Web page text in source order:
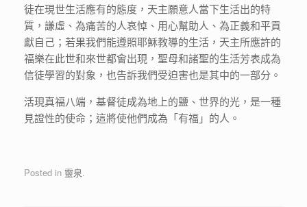
徒在現世生活應有的態度，天主願意人當下生活出的特
質，謙虛、為痛苦的人哀悼、用心幫助人、為正義和平貢
獻自己；若果我們能遵照耶穌教導的生活，天主所應許的
福樂在此世和來世都會出現，聖母和諸聖的生活芳表成為
信徒學習的對象，也告訴我們受迫害也是其中的一部分。
活現真福八端，基督徒成為地上的鹽、世界的光，是一種
見證性的使命；這將使他們成為「有福」的人。
Posted in 靈泉.